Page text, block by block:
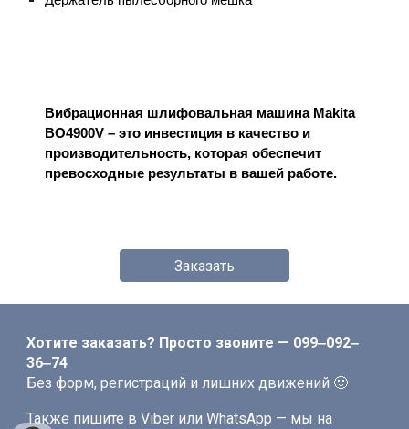
Вибрационная шлифовальная машина Makita
BO4900V – это инвестиция в качество и
производительность, которая обеспечит
превосходные результаты в вашей работе.
Заказать
Хотите заказать? Просто звоните — 099‒092‒
36‒74
Без форм, регистраций и лишних движений 🙂
Также пишите в Viber или WhatsApp — мы на